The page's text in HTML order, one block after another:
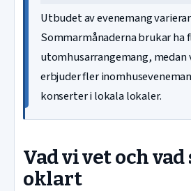
Utbudet av evenemang
Sommarmånaderna brukar ha
utomhusarrangemang,
erbjuder fler
konserter i lokala lokaler.
Vad vi vet och vad
oklart